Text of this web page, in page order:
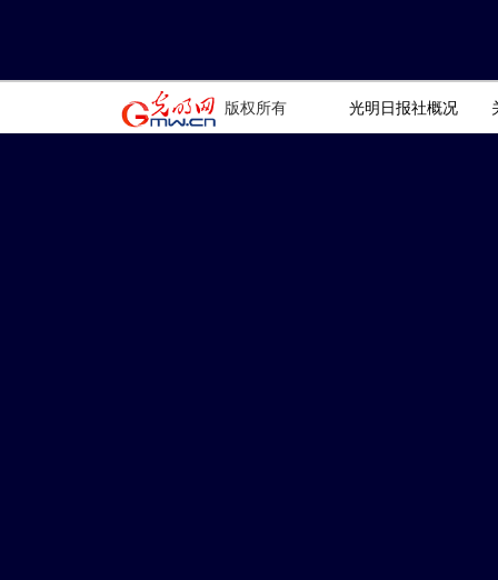
版权所有 光明日报社概况